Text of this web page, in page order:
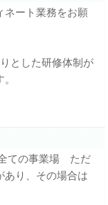
ネート業務をお願
とした研修体制が
ての事業場 ただ
あり、その場合は